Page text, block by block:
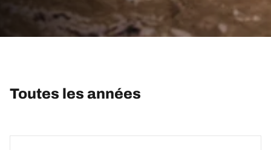
Toutes les années